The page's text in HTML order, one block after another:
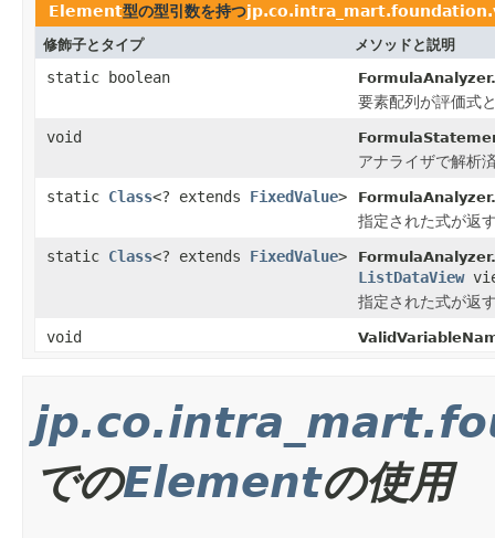
Element型の型引数を持つ
修飾子とタイプ メソッドと説明
static boolean FormulaAnalyzer.
要素配列が評価式
void
アナライザで解析
static Class<? extends FixedValue> FormulaAnalyzer.
指定された式が返
static Class<? extends FixedValue> FormulaAnalyzer.
ListDataView
指定された式が返
void
でのElementの使用